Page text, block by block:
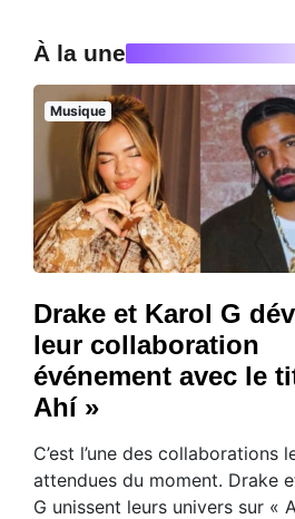
À la une
Musique
Drake et Karol G
leur collaboration
événement avec le
Ahí »
C’est l’une des collaborations
attendues du moment. Drake
G unissent leurs univers sur «